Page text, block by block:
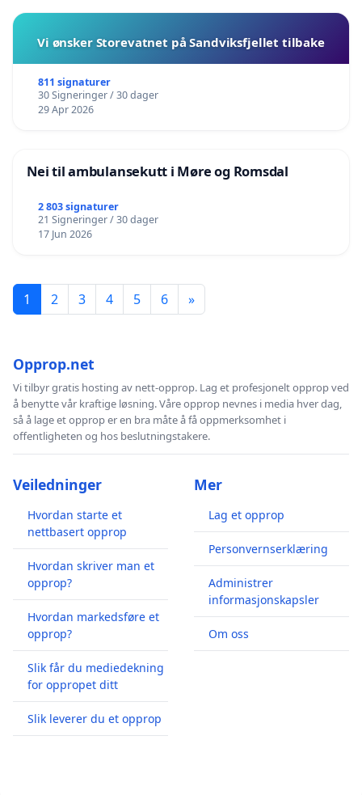
Vi ønsker Storevatnet på Sandviksfjellet tilbake
811 signaturer
30 Signeringer / 30 dager
29 Apr 2026
Nei til ambulansekutt i Møre og Romsdal
2 803 signaturer
21 Signeringer / 30 dager
17 Jun 2026
1 2 3 4 5 6 »
Opprop.net
Vi tilbyr gratis hosting av nett-opprop. Lag et profesjonelt opprop ved
å benytte vår kraftige løsning. Våre opprop nevnes i media hver dag,
så å lage et opprop er en bra måte å få oppmerksomhet i
offentligheten og hos beslutningstakere.
Veiledninger
Hvordan starte et
nettbasert opprop
Hvordan skriver man et
opprop?
Hvordan markedsføre et
opprop?
Slik får du mediedekning
for oppropet ditt
Slik leverer du et opprop
Mer
Lag et opprop
Personvernserklæring
Administrer
informasjonskapsler
Om oss